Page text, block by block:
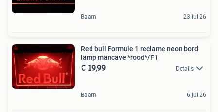
Baarn 23 jul 26
Red bull Formule 1 reclame neon bord
lamp mancave *rood*/F1
€ 19,99 Details
Baarn 6 jul 26